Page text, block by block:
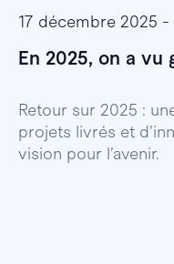
17 décembre 2025
En 2025, on a vu
Retour sur 2025 :
projets livrés et
vision pour l’avenir.